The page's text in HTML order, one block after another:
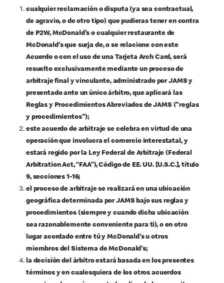
cualquier reclamación o disputa (ya sea contractual,
de agravio, o de otro tipo) que pudieras tener en contra
de P2W, McDonald's o cualquier restaurante de
McDonald's que surja de, o se relacione con este
Acuerdo o con el uso de una Tarjeta Arch Card, será
resuelto exclusivamente mediante un proceso de
arbitraje final y vinculante, administrado por JAMS y
presentado ante un único árbitro, que aplicará las
Reglas y Procedimientos Abreviados de JAMS ("reglas
y procedimientos");
este acuerdo de arbitraje se celebra en virtud de una
operación que involucra el comercio interestatal, y
estará regido por la Ley Federal de Arbitraje (Federal
Arbitration Act, “FAA”), Código de EE. UU. [U.S.C.], título
9, secciones 1-16;
el proceso de arbitraje se realizará en una ubicación
geográfica determinada por JAMS bajo sus reglas y
procedimientos (siempre y cuando dicha ubicación
sea razonablemente conveniente para ti), o en otro
lugar acordado entre tú y McDonald's u otros
miembros del Sistema de McDonald's;
la decisión del árbitro estará basada en los presentes
términos y en cualesquiera de los otros acuerdos